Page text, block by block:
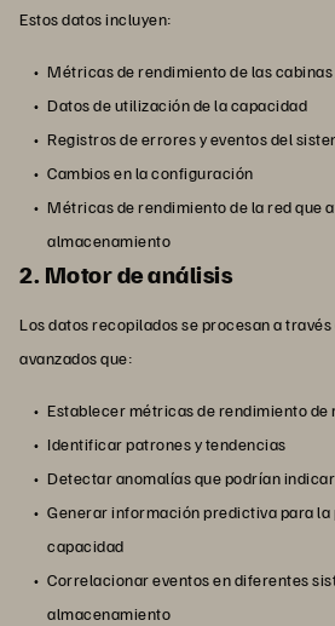
Estos datos incluyen:
Métricas de rendimiento de las
Datos de utilización de la capacidad
Registros de errores y eventos del
Cambios en la configuración
Métricas de rendimiento de la red que
almacenamiento
2. Motor de análisis
Los datos recopilados se procesan a
avanzados que:
Establecer métricas de rendimiento
Identificar patrones y tendencias
Detectar anomalías que podrían
Generar información predictiva para
capacidad
Correlacionar eventos en diferentes
almacenamiento